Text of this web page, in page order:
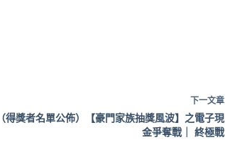
下一文章
（得獎者名單公佈）【豪門家族抽獎風波】之電子現
金爭奪戰｜ 終極戰